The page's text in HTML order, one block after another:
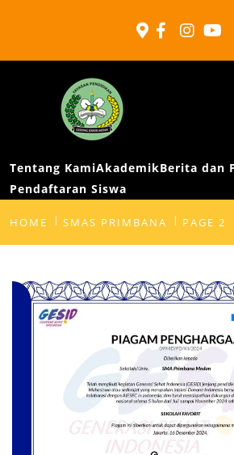
Tentang KamiAkademikBerita dan
Pendaftaran Siswa
HOME SMAS PRIMBANA PAGE 2